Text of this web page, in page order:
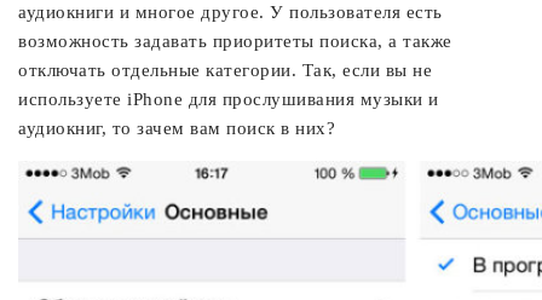
аудиокниги и многое другое. У пользователя есть
возможность задавать приоритеты поиска, а также
отключать отдельные категории. Так, если вы не
используете iPhone для прослушивания музыки и
аудиокниг, то зачем вам поиск в них?